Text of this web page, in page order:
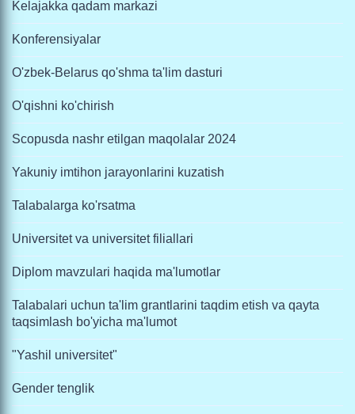
Kelajakka qadam markazi
Konferensiyalar
O'zbek-Belarus qo'shma ta'lim dasturi
O'qishni ko'chirish
Scopusda nashr etilgan maqolalar 2024
Yakuniy imtihon jarayonlarini kuzatish
Talabalarga ko'rsatma
Universitet va universitet filiallari
Diplom mavzulari haqida ma'lumotlar
Talabalari uchun ta'lim grantlarini taqdim etish va qayta
taqsimlash bo'yicha ma'lumot
"Yashil universitet"
Gender tenglik